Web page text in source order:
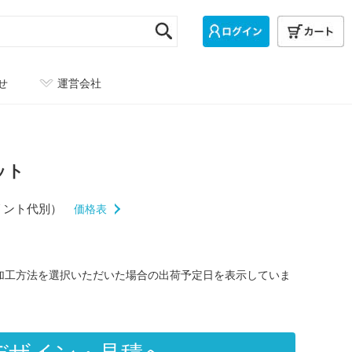
運営会社
ト
ト代別） 価格表
方法を選択いただいた場合の出荷予定日を表示していま